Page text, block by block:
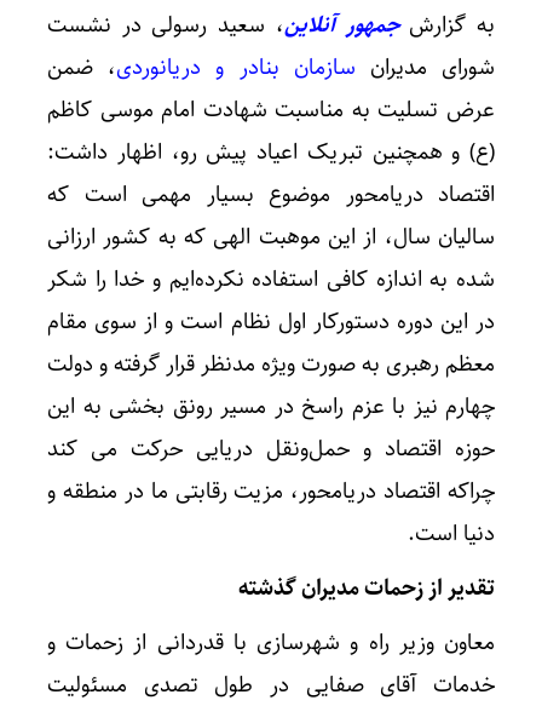
به گزارش جمهور آنلاین، سعید رسولی در نشست
شورای مدیران سازمان بنادر و دریانوردی، ضمن
عرض تسلیت به مناسبت شهادت امام موسی کاظم
(ع) و همچنین تبریک اعیاد پیش رو، اظهار داشت:
اقتصاد دریامحور موضوع بسیار مهمی است که
سالیان سال، از این موهبت الهی که به کشور ارزانی
شده به اندازه کافی استفاده نکرده‌ایم و خدا را شکر
در این دوره دستورکار اول نظام است و از سوی مقام
معظم رهبری به صورت ویژه مدنظر قرار گرفته و دولت
چهارم نیز با عزم راسخ در مسیر رونق بخشی به این
حوزه اقتصاد و حمل‌و‌نقل دریایی حرکت می کند
چرا‌که اقتصاد دریامحور، مزیت رقابتی ما در منطقه و
دنیا است.
تقدیر از زحمات مدیران گذشته
معاون وزیر راه و شهرسازی با قدردانی از زحمات و
خدمات آقای صفایی در طول تصدی مسئولیت